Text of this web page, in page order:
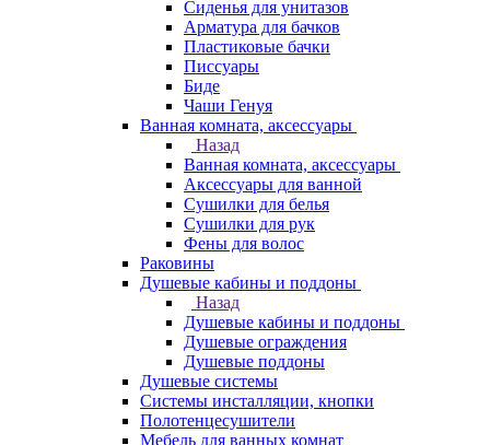
Сиденья для унитазов
Арматура для бачков
Пластиковые бачки
Писсуары
Биде
Чаши Генуя
Ванная комната, аксессуары
Назад
Ванная комната, аксессуары
Аксессуары для ванной
Сушилки для белья
Сушилки для рук
Фены для волос
Раковины
Душевые кабины и поддоны
Назад
Душевые кабины и поддоны
Душевые ограждения
Душевые поддоны
Душевые системы
Системы инсталляции, кнопки
Полотенцесушители
Мебель для ванных комнат